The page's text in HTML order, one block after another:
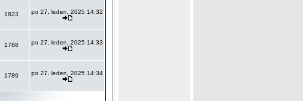
1823 po 27. leden, 2025 14:32
1788 po 27. leden, 2025 14:33
1789 po 27. leden, 2025 14:34